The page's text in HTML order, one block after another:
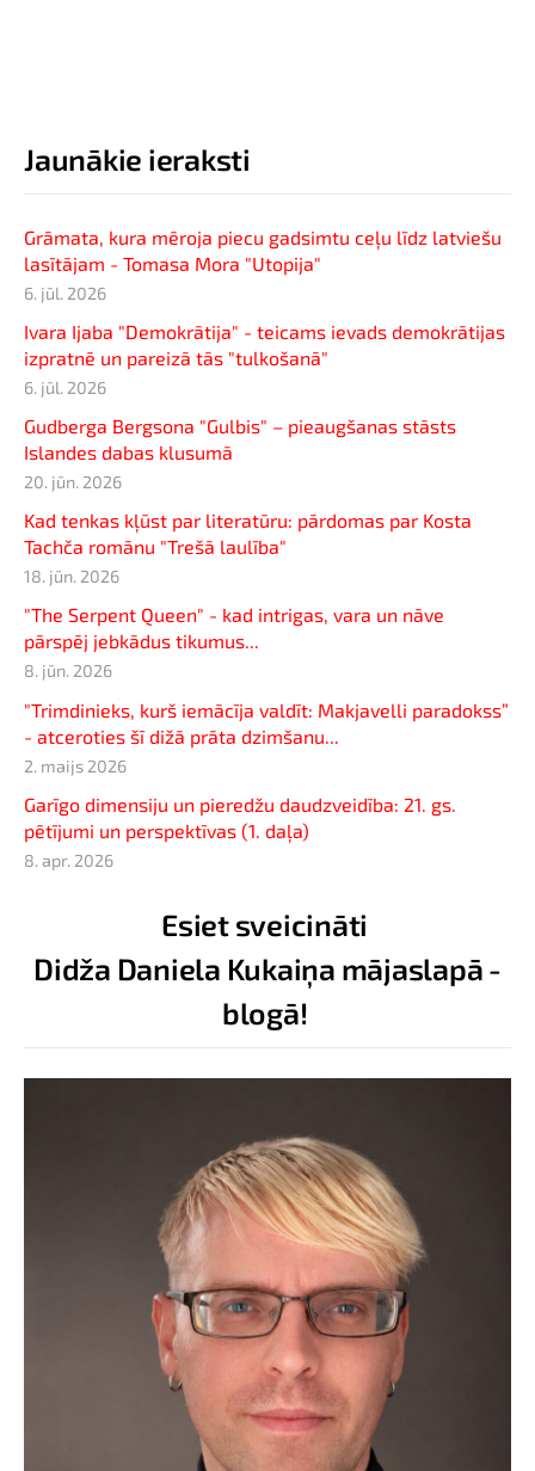
Jaunākie ieraksti
Grāmata, kura mēroja piecu gadsimtu ceļu līdz latviešu
lasītājam - Tomasa Mora "Utopija"
6. jūl. 2026
Ivara Ijaba "Demokrātija" - teicams ievads demokrātijas
izpratnē un pareizā tās "tulkošanā"
6. jūl. 2026
Gudberga Bergsona "Gulbis" – pieaugšanas stāsts
Islandes dabas klusumā
20. jūn. 2026
Kad tenkas kļūst par literatūru: pārdomas par Kosta
Tachča romānu "Trešā laulība"
18. jūn. 2026
"The Serpent Queen" - kad intrigas, vara un nāve
pārspēj jebkādus tikumus...
8. jūn. 2026
"Trimdinieks, kurš iemācīja valdīt: Makjavelli paradokss”
- atceroties šī dižā prāta dzimšanu...
2. maijs 2026
Garīgo dimensiju un pieredžu daudzveidība: 21. gs.
pētījumi un perspektīvas (1. daļa)
8. apr. 2026
Esiet sveicināti
Didža Daniela Kukaiņa mājaslapā -
blogā!